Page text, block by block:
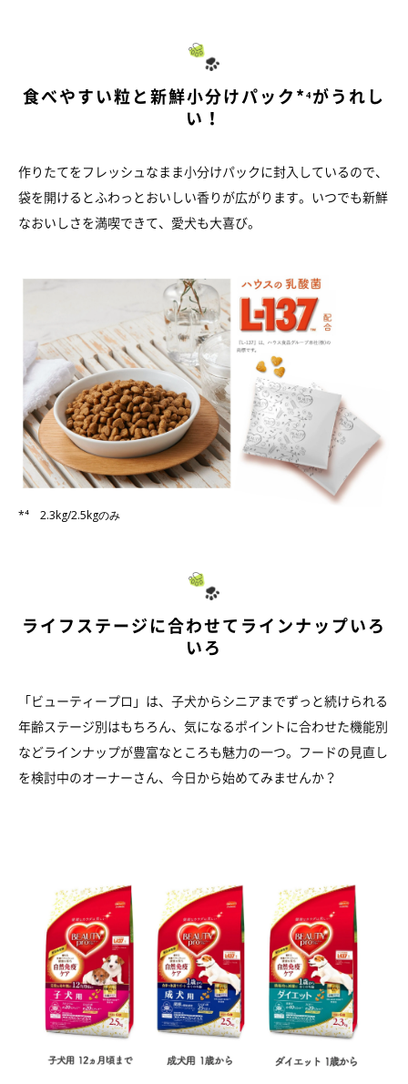
食べやすい粒と新鮮小分けパック*⁴がうれし
い！
作りたてをフレッシュなまま小分けパックに封入しているので、
袋を開けるとふわっとおいしい香りが広がります。いつでも新鮮
なおいしさを満喫できて、愛犬も大喜び。
*⁴ 2.3kg/2.5kgのみ
ライフステージに合わせてラインナップいろ
いろ
「ビューティープロ」は、子犬からシニアまでずっと続けられる
年齢ステージ別はもちろん、気になるポイントに合わせた機能別
などラインナップが豊富なところも魅力の一つ。フードの見直し
を検討中のオーナーさん、今日から始めてみませんか？